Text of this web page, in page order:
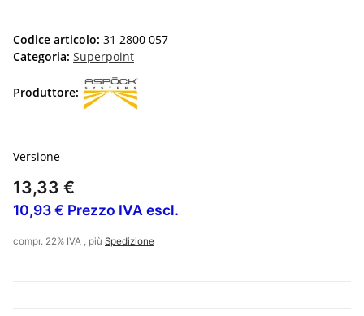
Codice articolo: 31 2800 057
Categoria: Superpoint
Produttore:
Versione
13,33 €
10,93 € Prezzo IVA escl.
compr. 22% IVA , più Spedizione